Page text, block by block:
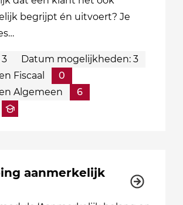
begrijpt én uitvoert? Je
Datum mogelijkheden: 3
Fiscaal
0
Algemeen
6
aanmerkelijk